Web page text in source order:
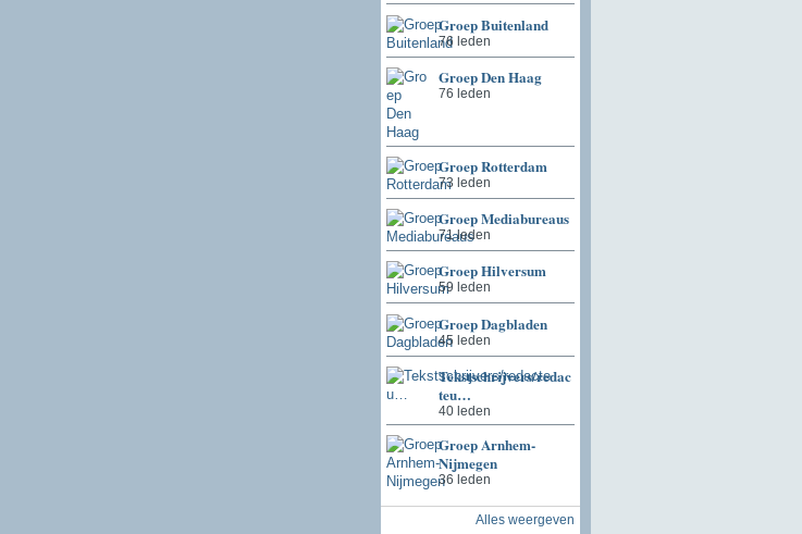
Groep Buitenland
76 leden
Groep Den Haag
76 leden
Groep Rotterdam
73 leden
Groep Mediabureaus
71 leden
Groep Hilversum
59 leden
Groep Dagbladen
45 leden
Tekstschrijvers/redac
teu…
40 leden
Groep Arnhem-
Nijmegen
36 leden
Alles weergeven